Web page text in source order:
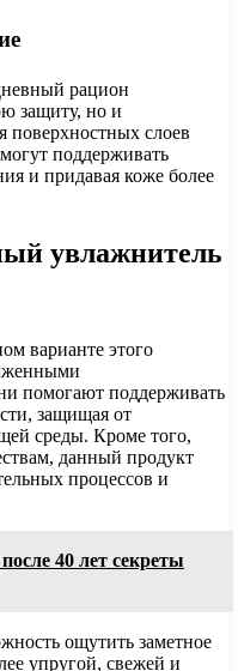
рацион
защиту, но и
поверхностных слоев
поддерживать
и придавая коже более
увлажнитель
варианте этого
помогают поддерживать
защищая от
среды. Кроме того,
данный продукт
процессов и
40 лет секреты
ощутить заметное
упругой, свежей и